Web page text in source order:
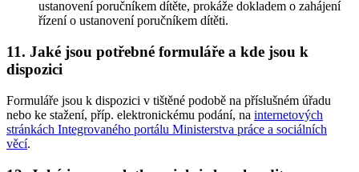
ustanovení poručníkem dítěte, prokáže dokladem o zahájení
řízení o ustanovení poručníkem dítěti.
11. Jaké jsou potřebné formuláře a kde jsou k
dispozici
Formuláře jsou k dispozici v tištěné podobě na příslušném úřadu
nebo ke stažení, příp. elektronickému podání, na internetových
stránkách Integrovaného portálu Ministerstva práce a sociálních
věcí.